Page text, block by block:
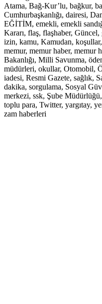
Atama, Bağ-Kur’lu, bağkur,
Cumhurbaşkanlığı, dairesi,
EĞİTİM, emekli, emekli
Kararı, flaş, flaşhaber,
izin, kamu, Kamudan,
memur, memur haber,
Bakanlığı, Milli Savunma,
müdürleri, okullar, Otomobil,
iadesi, Resmi Gazete, sağlık,
dakika, sorgulama, Sosyal
merkezi, ssk, Şube
toplu para, Twitter, yargıtay,
zam haberleri